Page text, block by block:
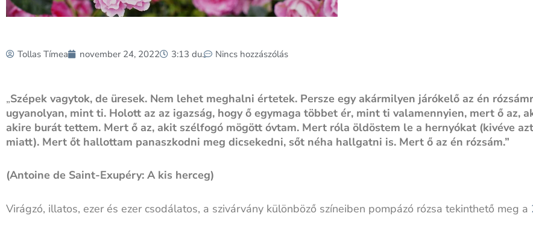
Tollas Tímea november 24, 2022 3:13 du. Nincs hozzászólás
„Szépek vagytok, de üresek. Nem lehet meghalni értetek. Persze egy akármilyen járókelő az én
ugyanolyan, mint ti. Holott az az igazság, hogy ő egymaga többet ér, mint ti valamennyien, mert ő az,
akire burát tettem. Mert ő az, akit szélfogó mögött óvtam. Mert róla öldöstem le a hernyókat (kivéve
miatt). Mert őt hallottam panaszkodni meg dicsekedni, sőt néha hallgatni is. Mert ő az én rózsám.”
(Antoine de Saint-Exupéry: A kis herceg)
Virágzó, illatos, ezer és ezer csodálatos, a szivárvány különböző színeiben pompázó rózsa tekinthető meg a